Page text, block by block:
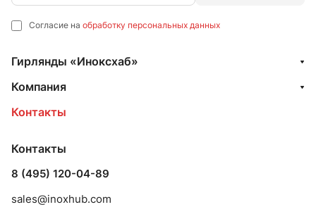
Согласие на обработку персональных данных
Гирлянды «Иноксхаб»
Компания
Контакты
Контакты
8 (495) 120-04-89
sales@inoxhub.com